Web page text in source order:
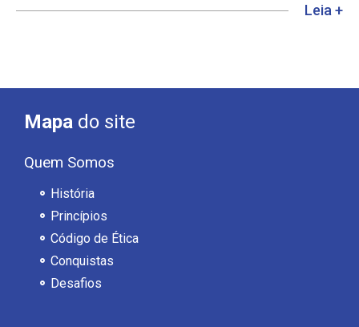
Leia +
Mapa do site
Quem Somos
História
Princípios
Código de Ética
Conquistas
Desafios